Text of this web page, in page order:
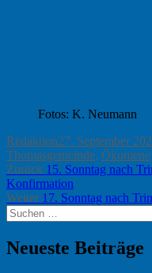
Fotos: K. Neumann
Autor
RedaktionVeröffentlicht
am
27. September
Thomasgemeinde, Ökumene
Zurück Vorheriger
Beitrag:
15. Sonntag nach
Konfirmation
Weiter Nächster
Beitrag:
17. Sonntag nach
Suchen
nach:
Neueste Beiträge